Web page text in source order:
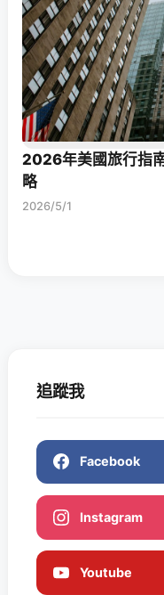
2026年美國旅行指
略
2026/5/1
追蹤我
Facebook
Instagram
Youtube